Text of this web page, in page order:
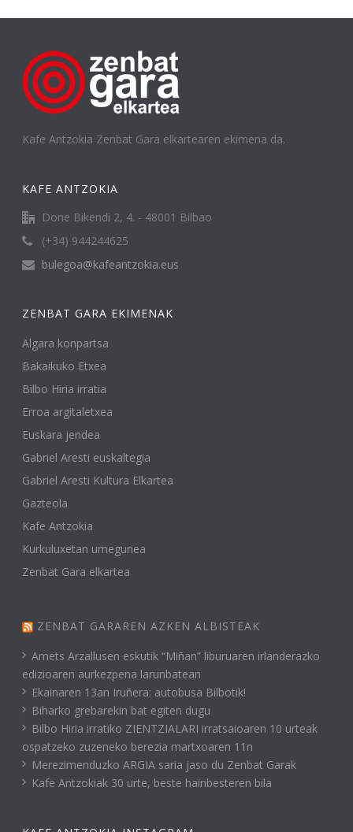
Kafe Antzokia Zenbat Gara elkartearen ekimena da.
KAFE ANTZOKIA
Done Bikendi 2, 4. - 48001 Bilbao
(+34) 944244625
bulegoa@kafeantzokia.eus
ZENBAT GARA EKIMENAK
Algara konpartsa
Bakaikuko Etxea
Bilbo Hiria irratia
Erroa argitaletxea
Euskara jendea
Gabriel Aresti euskaltegia
Gabriel Aresti Kultura Elkartea
Gazteola
Kafe Antzokia
Kurkuluxetan umegunea
Zenbat Gara elkartea
ZENBAT GARAREN AZKEN ALBISTEAK
Amets Arzallusen eskutik “Miñan” liburuaren irlanderazko
edizioaren aurkezpena larunbatean
Ekainaren 13an Iruñera: autobusa Bilbotik!
Biharko grebarekin bat egiten dugu
Bilbo Hiria irratiko ZIENTZIALARI irratsaioaren 10 urteak
ospatzeko zuzeneko berezia martxoaren 11n
Merezimenduzko ARGIA saria jaso du Zenbat Garak
Kafe Antzokiak 30 urte, beste hainbesteren bila